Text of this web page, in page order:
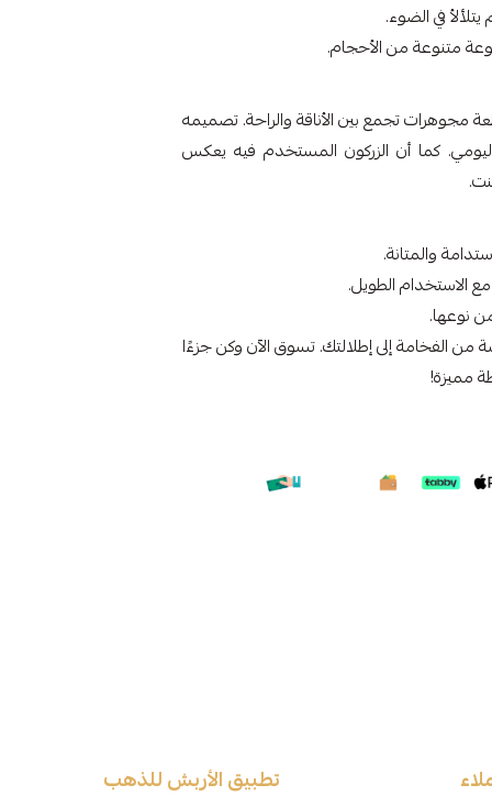
في الضوء.
مجوهرات تجمع بين الأناقة والراحة. تصميمه
اليومي. كما أن الزركون المستخدم فيه يعكس
والمتانة.
الاستخدام الطويل.
نوعها.
من الفخامة إلى إطلالتك. تسوق الآن وكن جزءًا
مميزة!
تطبيق الأربش للذهب